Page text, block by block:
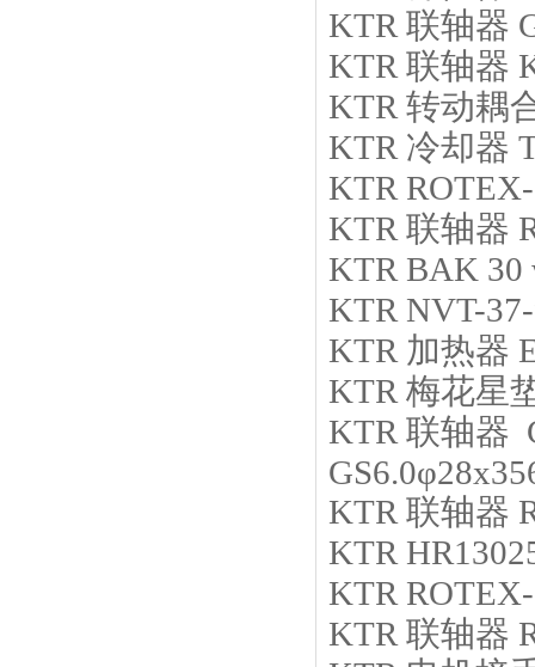
KTR 联轴器
KTR 联轴器
KTR 转动耦
KTR 冷却器
KTR
KTR 联轴器
KTR BAK 30
KTR NVT-
KTR 加热器
KTR 梅花星
KTR 联轴器
KTR 联轴器
KTR
KTR
KTR 联轴器